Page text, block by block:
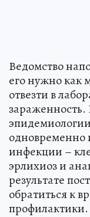
Ведомство
его нужно как
отвезти в
одновременно
инфекции –
эрлихиоз и
результате
обратиться к
профилактики.